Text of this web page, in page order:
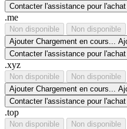
Contacter l'assistance pour l'achat
.me
Non disponible Non disponible
Ajouter Chargement en cours...
Contacter l'assistance pour l'achat
.xyz
Non disponible Non disponible
Ajouter Chargement en cours...
Contacter l'assistance pour l'achat
.top
Non disponible Non disponible